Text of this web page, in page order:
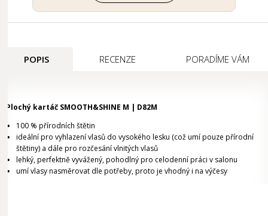
POPIS RECENZE PORADÍME VÁM
Plochý kartáč SMOOTH&SHINE M | D82M
100 % přírodních štětin
ideální pro vyhlazení vlasů do vysokého lesku (což umí pouze přírodní
štětiny) a dále pro rozčesání vlnitých vlasů
lehký, perfektně vyvážený, pohodlný pro celodenní práci v salonu
umí vlasy nasměrovat dle potřeby, proto je vhodný i na výčesy